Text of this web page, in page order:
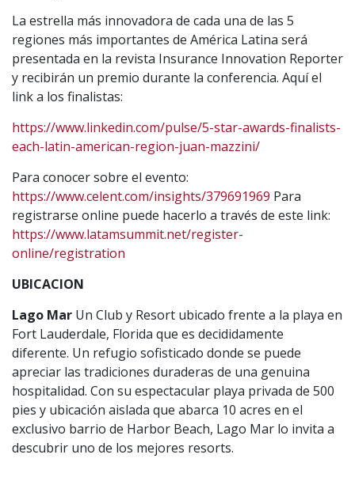
La estrella más innovadora de cada una de las 5
regiones más importantes de América Latina será
presentada en la revista Insurance Innovation Reporter
y recibirán un premio durante la conferencia. Aquí el
link a los finalistas:
https://www.linkedin.com/pulse/5-star-awards-finalists-
each-latin-american-region-juan-mazzini/
Para conocer sobre el evento:
https://www.celent.com/insights/379691969 Para
registrarse online puede hacerlo a través de este link:
https://www.latamsummit.net/register-
online/registration
UBICACION
Lago Mar Un Club y Resort ubicado frente a la playa en
Fort Lauderdale, Florida que es decididamente
diferente. Un refugio sofisticado donde se puede
apreciar las tradiciones duraderas de una genuina
hospitalidad. Con su espectacular playa privada de 500
pies y ubicación aislada que abarca 10 acres en el
exclusivo barrio de Harbor Beach, Lago Mar lo invita a
descubrir uno de los mejores resorts.